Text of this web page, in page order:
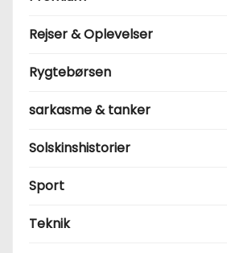
Rejser & Oplevelser
Rygtebørsen
sarkasme & tanker
Solskinshistorier
Sport
Teknik